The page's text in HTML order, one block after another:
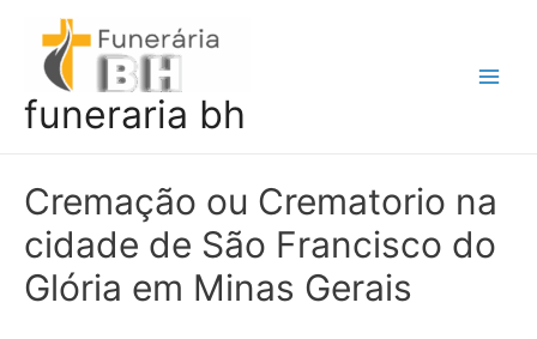
conteúdo
funeraria bh
Cremação ou Crematorio na
cidade de São Francisco do
Glória em Minas Gerais